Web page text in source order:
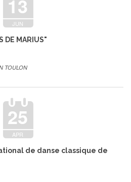
13
JUN
DE MARIUS"
TOULON
25
APR
de danse classique de